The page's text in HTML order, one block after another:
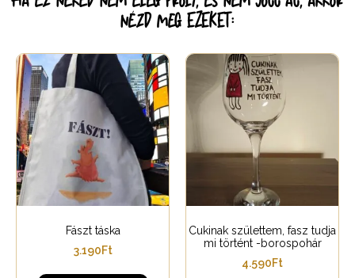
nézd meg EZEKET:
Fászt táska
3.190Ft
Cukinak születtem, fasz tudja
mi történt -borospohár
4.590Ft